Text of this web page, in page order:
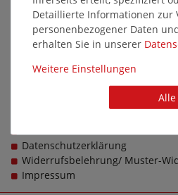
Kontakt
Versandkosten /
Zahlungsmittel
Kundeninformationen
Vertrag widerrufen
Datenschutzerklärung
Widerrufsbelehrung/ Muster-
Impressum
Detaillierte Informationen zur
personenbezogener Daten
erhalten Sie in unserer
Weitere Einstellungen